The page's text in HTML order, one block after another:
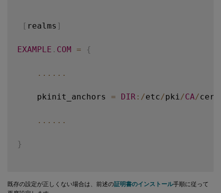
[ realms ]
EXAMPLE . COM = {
... ...
    pkinit_anchors
= DIR : /etc/pki /CA/
... ...
}
既存の設定が正しくない場合は、前述の証明書のインストール手順に従って